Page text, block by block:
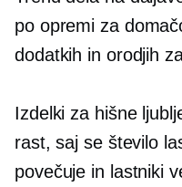
po opremi za
dodatkih in orodjih
Izdelki za hišne
rast, saj se število
povečuje in lastniki